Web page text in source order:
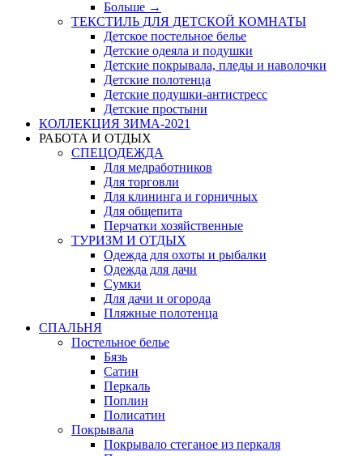
Больше →
ТЕКСТИЛЬ ДЛЯ ДЕТСКОЙ КОМНАТЫ
Детское постельное белье
Детские одеяла и подушки
Детские покрывала, пледы и наволочки
Детские полотенца
Детские подушки-антистресс
Детские простыни
КОЛЛЕКЦИЯ ЗИМА-2021
РАБОТА И ОТДЫХ
СПЕЦОДЕЖДА
Для медработников
Для торговли
Для клининга и горничных
Для общепита
Перчатки хозяйственные
ТУРИЗМ И ОТДЫХ
Одежда для охоты и рыбалки
Одежда для дачи
Сумки
Для дачи и огорода
Пляжные полотенца
СПАЛЬНЯ
Постельное белье
Бязь
Сатин
Перкаль
Поплин
Полисатин
Покрывала
Покрывало стеганое из перкаля